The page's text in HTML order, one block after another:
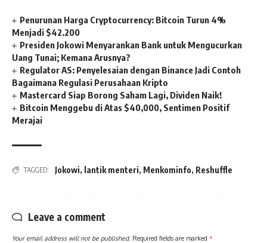
Penurunan Harga Cryptocurrency: Bitcoin Turun 4%
Menjadi $42.200
Presiden Jokowi Menyarankan Bank untuk Mengucurkan
Uang Tunai; Kemana Arusnya?
Regulator AS: Penyelesaian dengan Binance Jadi Contoh
Bagaimana Regulasi Perusahaan Kripto
Mastercard Siap Borong Saham Lagi, Dividen Naik!
Bitcoin Menggebu di Atas $40,000, Sentimen Positif
Merajai
TAGGED: Jokowi, lantik menteri, Menkominfo, Reshuffle
Leave a comment
Your email address will not be published. Required fields are marked *